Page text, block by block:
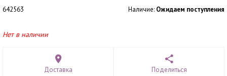
642563 Наличие: Ожидаем поступления
Нет в наличии
Доставка Поделиться